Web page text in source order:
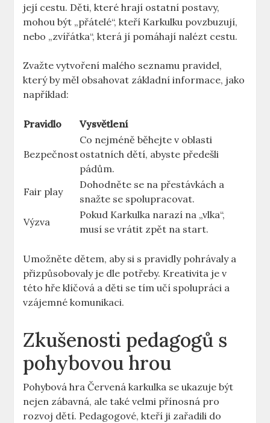
její​ cestu. Děti, které hrají⁤ ostatní ⁢postavy,
mohou být​ „přátelé“, kteří Karkulku‌ povzbuzují,
nebo „zvířátka“, která ⁢jí ​pomáhají nalézt cestu. ‍
Zvažte⁢ vytvoření malého seznamu pravidel,
který ‍by ⁢měl ⁢obsahovat ​základní informace, jako
například:
Pravidlo Vysvětlení
Bezpečnost
Co nejméně ‍běhejte ⁣v oblasti
ostatních dětí, abyste předešli
pádům.
Fair play
Dohodněte se⁤ na přestávkách a
snažte⁢ se ⁣spolupracovat.
Výzva
Pokud Karkulka narazí na ⁣„vlka“,
musí se​ vrátit zpět na ⁢start.
Umožněte​ dětem, aby si s ‍pravidly ⁣pohrávaly a
přizpůsobovaly je dle⁤ potřeby. ⁤Kreativita je v
této hře klíčová a děti​ se ​tím ⁣učí spolupráci ⁤a
vzájemné komunikaci.
Zkušenosti⁣ pedagogů s
pohybovou hrou
Pohybová hra Červená karkulka se​ ukazuje⁢ být ​
nejen zábavná,‌ ale ⁣také velmi přínosná pro
rozvoj dětí. Pedagogové,​ kteří ji zařadili ‌do